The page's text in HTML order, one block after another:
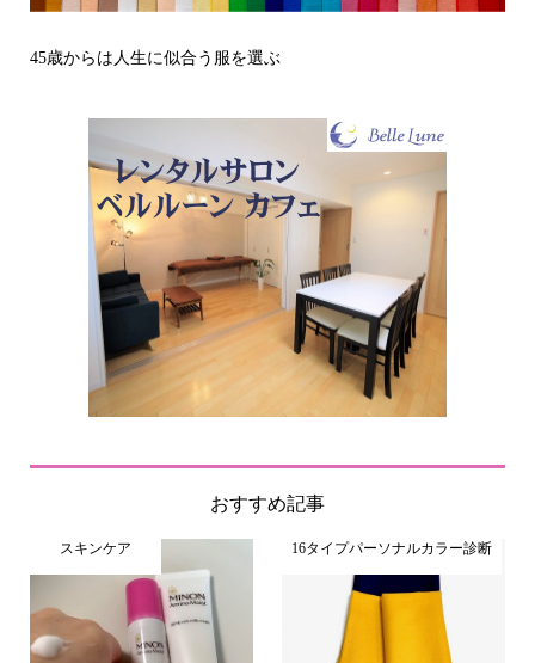
その立場で信頼される見た目にするには？〜予告編〜
おすすめ記事
スキンケア 16タイプパーソナルカラー診断